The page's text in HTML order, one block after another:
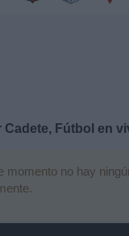
Fútbol en
momento no hay